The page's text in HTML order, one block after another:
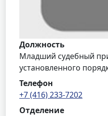
Должность
Младший судебный
установленного
Телефон
+7 (416) 233-7202
Отделение